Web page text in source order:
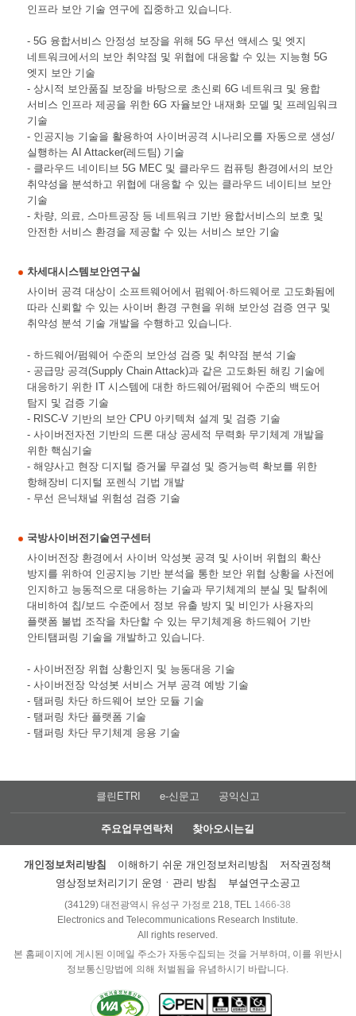
인프라 보안 기술 연구에 집중하고 있습니다.
- 5G 융합서비스 안정성 보장을 위해 5G 무선 액세스 및 엣지
네트워크에서의 보안 취약점 및 위협에 대응할 수 있는 지능형 5G
엣지 보안 기술
- 상시적 보안품질 보장을 바탕으로 초신뢰 6G 네트워크 및 융합
서비스 인프라 제공을 위한 6G 자율보안 내재화 모델 및 프레임워크
기술
- 인공지능 기술을 활용하여 사이버공격 시나리오를 자동으로 생성/
실행하는 AI Attacker(레드팀) 기술
- 클라우드 네이티브 5G MEC 및 클라우드 컴퓨팅 환경에서의 보안
취약성을 분석하고 위협에 대응할 수 있는 클라우드 네이티브 보안
기술
- 차량, 의료, 스마트공장 등 네트워크 기반 융합서비스의 보호 및
안전한 서비스 환경을 제공할 수 있는 서비스 보안 기술
차세대시스템보안연구실
사이버 공격 대상이 소프트웨어에서 펌웨어·하드웨어로 고도화됨에
따라 신뢰할 수 있는 사이버 환경 구현을 위해 보안성 검증 연구 및
취약성 분석 기술 개발을 수행하고 있습니다.
- 하드웨어/펌웨어 수준의 보안성 검증 및 취약점 분석 기술
- 공급망 공격(Supply Chain Attack)과 같은 고도화된 해킹 기술에
대응하기 위한 IT 시스템에 대한 하드웨어/펌웨어 수준의 백도어
탐지 및 검증 기술
- RISC-V 기반의 보안 CPU 아키텍쳐 설계 및 검증 기술
- 사이버전자전 기반의 드론 대상 공세적 무력화 무기체계 개발을
위한 핵심기술
- 해양사고 현장 디지털 증거물 무결성 및 증거능력 확보를 위한
항해장비 디지털 포렌식 기법 개발
- 무선 은닉채널 위험성 검증 기술
국방사이버전기술연구센터
사이버전장 환경에서 사이버 악성봇 공격 및 사이버 위협의 확산
방지를 위하여 인공지능 기반 분석을 통한 보안 위협 상황을 사전에
인지하고 능동적으로 대응하는 기술과 무기체계의 분실 및 탈취에
대비하여 칩/보드 수준에서 정보 유출 방지 및 비인가 사용자의
플랫폼 불법 조작을 차단할 수 있는 무기체계용 하드웨어 기반
안티탬퍼링 기술을 개발하고 있습니다.
- 사이버전장 위협 상황인지 및 능동대응 기술
- 사이버전장 악성봇 서비스 거부 공격 예방 기술
- 탬퍼링 차단 하드웨어 보안 모듈 기술
- 탬퍼링 차단 플랫폼 기술
- 탬퍼링 차단 무기체계 응용 기술
클린ETRI e-신문고 공익신고
주요업무연락처 찾아오시는길
개인정보처리방침 이해하기 쉬운 개인정보처리방침
저작권정책
영상정보처리기기 운영ㆍ관리 방침
부설연구소공고
(34129) 대전광역시 유성구 가정로 218, TEL 1466-38
Electronics and Telecommunications Research Institute.
All rights reserved.
본 홈페이지에 게시된 이메일 주소가 자동수집되는 것을 거부하며, 이를 위반시
정보통신망법에 의해 처벌됨을 유념하시기 바랍니다.